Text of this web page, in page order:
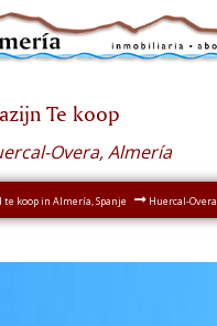
Te koop
Overa, Almería
te koop in Almería, Spanje Huercal-Overa